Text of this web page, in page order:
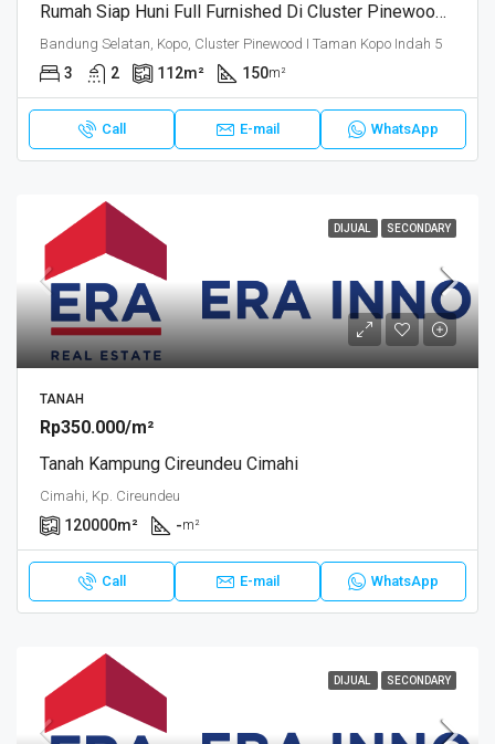
Rumah Siap Huni Full Furnished Di Cluster Pinewood Taman Kopo Indah V
Bandung Selatan, Kopo, Cluster Pinewood I Taman Kopo Indah 5
3 2 112m² 150m²
Call E-mail WhatsApp
DIJUAL SECONDARY
TANAH
Rp350.000/m²
Tanah Kampung Cireundeu Cimahi
Cimahi, Kp. Cireundeu
120000m² -m²
Call E-mail WhatsApp
DIJUAL SECONDARY